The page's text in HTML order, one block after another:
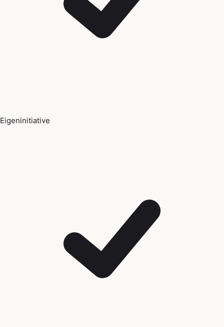
Eigeninitiative